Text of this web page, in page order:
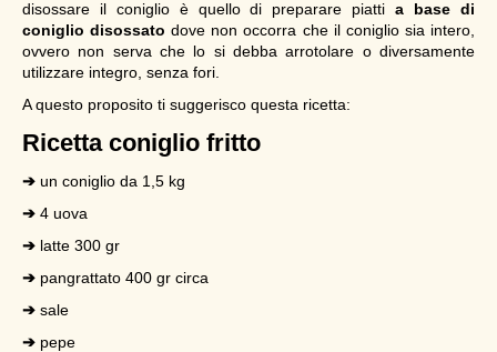
disossare il coniglio è quello di preparare piattia base di
coniglio disossato dove non occorra che il coniglio sia intero,
ovvero non serva che lo si debba arrotolare o diversamente
utilizzare integro, senza fori.
A questo proposito ti suggerisco questa ricetta:
Ricetta coniglio fritto
➔ un coniglio da 1,5 kg
➔ 4 uova
➔ latte 300 gr
➔ pangrattato 400 gr circa
➔ sale
➔ pepe